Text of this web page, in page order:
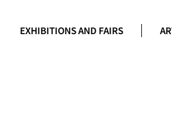
EXHIBITIONS AND FAIRS